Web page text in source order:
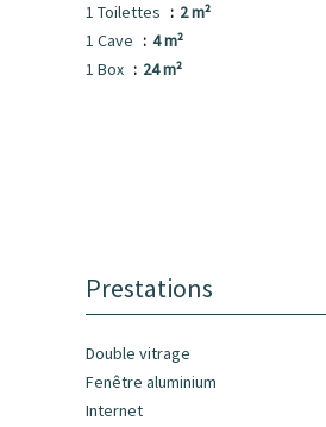
1 Toilettes
2 m²
1 Cave
4 m²
1 Box
24 m²
Prestations
Double vitrage
Fenêtre aluminium
Internet